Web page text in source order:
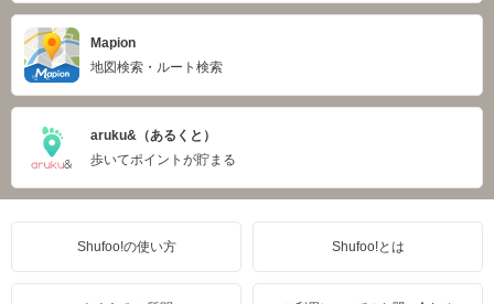
Mapion
地図検索・ルート検索
aruku&（あるくと）
歩いてポイントが貯まる
Shufoo!の使い方 Shufoo!とは